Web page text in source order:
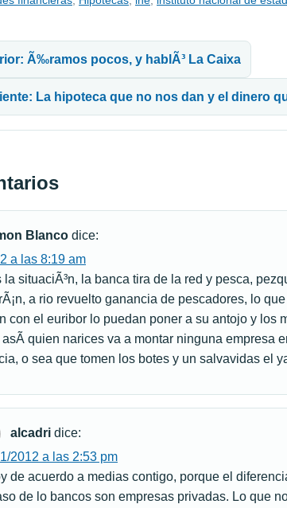
Ã‰ramos pocos, y hablÃ³ La Caixa
La hipoteca que no nos dan y el dinero
Blanco dice:
a las 8:19 am
la situaciÃ³n, la banca tira de la red y pesca,
a rio revuelto ganancia de pescadores, lo
con el euribor lo puedan poner a su antojo y los
quien narices va a montar ninguna empresa
o sea que tomen los botes y un salvavidas el
alcadri dice:
2012 a las 2:53 pm
de acuerdo a medias contigo, porque el
de lo bancos son empresas privadas. Lo que